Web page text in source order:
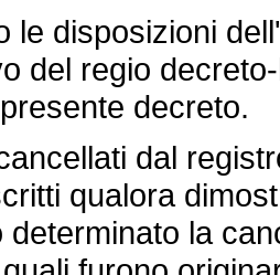
disposizioni
del regio
decreto.
dal
qualora
determinato la